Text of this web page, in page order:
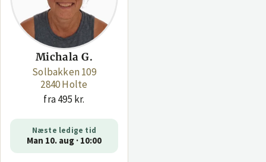
Michala G.
Solbakken 109
2840 Holte
fra 495 kr.
Næste ledige tid
Man 10. aug · 10:00